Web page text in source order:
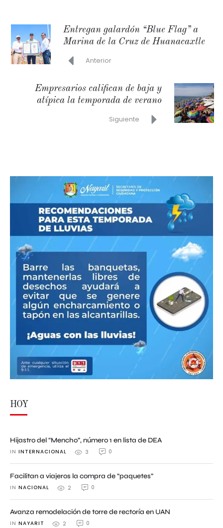
Entregan galardón “Blue Flag” a
Marina de la Cruz de Huanacaxtle
Anterior
Empresarios califican de baja y
atípica la temporada de verano
Siguiente
HOY
Hijastro del “Mencho”, número 1 en lista de DEA
IN INTERNACIONAL 3 0
Facilitan a viajeros la compra de “paquetes”
IN NACIONAL 2 0
Avanza remodelación de torre de rectoría en UAN
IN NAYARIT 2 0